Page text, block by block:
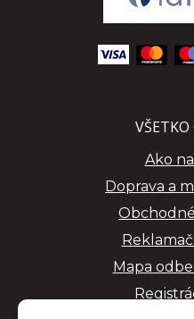
Ako
Doprava a
Mapa